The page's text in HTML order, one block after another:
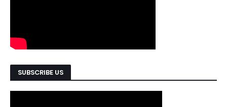
SUBSCRIBE US